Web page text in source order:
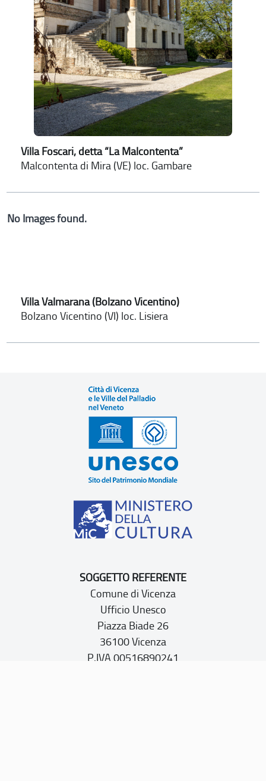
Villa Foscari, detta “La Malcontenta”
Malcontenta di Mira (VE) loc. Gambare
No Images found.
Villa Valmarana (Bolzano Vicentino)
Bolzano Vicentino (VI) loc. Lisiera
SOGGETTO REFERENTE
Comune di Vicenza
Ufficio Unesco
Piazza Biade 26
36100 Vicenza
P.IVA 00516890241